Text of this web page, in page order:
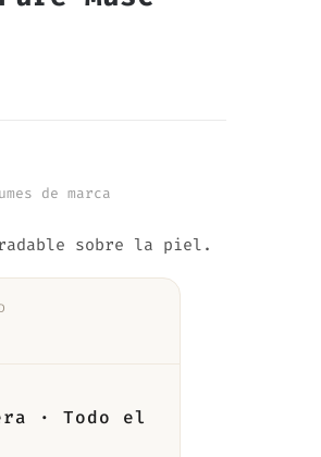
de marca
sobre la piel.
· Todo el